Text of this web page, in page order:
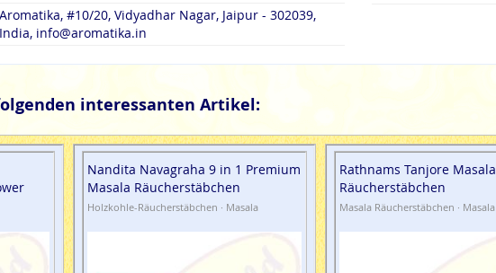
Aromatika, #10/20, Vidyadhar Nagar, Jaipur - 302039,
India, info@aromatika.in
interessanten Artikel:
Nandita Navagraha 9 in 1 Premium
Masala Räucherstäbchen
Holzkohle-Räucherstäbchen · Masala
Rathnams Tanjore Masala
Räucherstäbchen
Masala Räucherstäbchen · Masala